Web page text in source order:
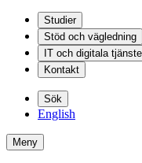
Studier
Stöd och vägledning
IT och digitala
Kontakt
Sök
English
Meny